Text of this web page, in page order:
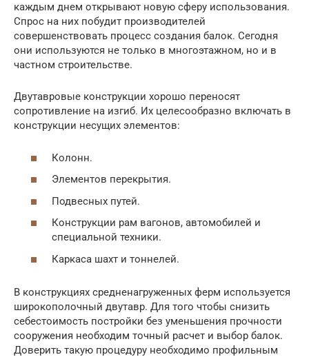
каждым днем открывают новую сферу использования.
Спрос на них побудит производителей
совершенствовать процесс создания балок. Сегодня
они используются не только в многоэтажном, но и в
частном строительстве.
Двутавровые конструкции хорошо переносят
сопротивление на изгиб. Их целесообразно включать в
конструкции несущих элементов:
Колонн.
Элементов перекрытия.
Подвесных путей.
Конструкции рам вагонов, автомобилей и
специальной техники.
Каркаса шахт и тоннелей.
В конструкциях средненагруженных ферм используется
широкополочный двутавр. Для того чтобы снизить
себестоимость постройки без уменьшения прочности
сооружения необходим точный расчет и выбор балок.
Доверить такую процедуру необходимо профильным